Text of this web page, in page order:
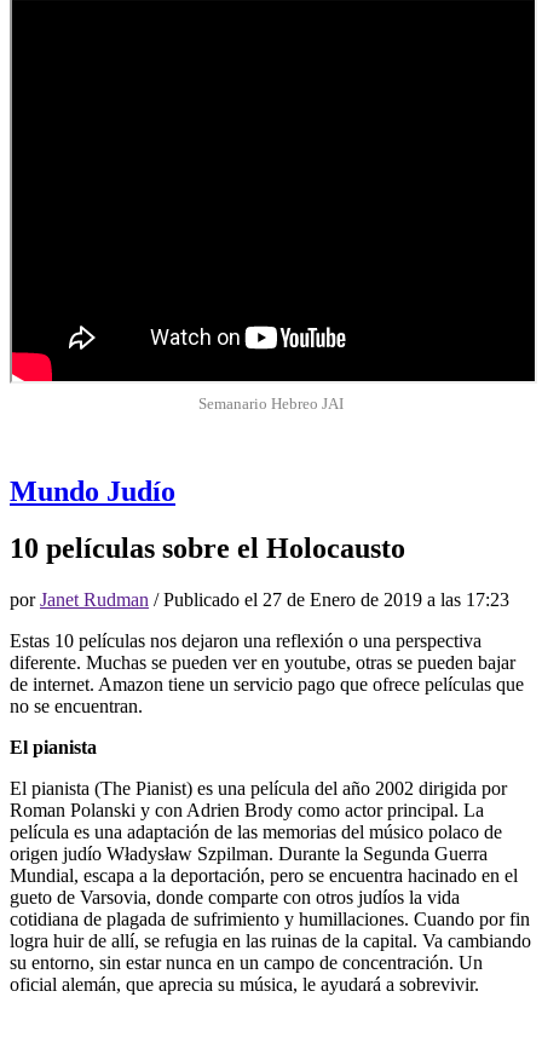
Semanario Hebreo JAI
Mundo Judío
10 películas sobre el Holocausto
porJanet Rudman / Publicado el 27 de Enero de 2019 a las 17:23
Estas 10 películas nos dejaron una reflexión o una perspectiva
diferente. Muchas se pueden ver en youtube, otras se pueden bajar
de internet. Amazon tiene un servicio pago que ofrece películas que
no se encuentran.
El pianista
El pianista (The Pianist) es una película del año 2002 dirigida por
Roman Polanski y con Adrien Brody como actor principal. La
película es una adaptación de las memorias del músico polaco de
origen judío Władysław Szpilman. Durante la Segunda Guerra
Mundial, escapa a la deportación, pero se encuentra hacinado en el
gueto de Varsovia, donde comparte con otros judíos la vida
cotidiana de plagada de sufrimiento y humillaciones. Cuando por fin
logra huir de allí, se refugia en las ruinas de la capital. Va cambiando
su entorno, sin estar nunca en un campo de concentración. Un
oficial alemán, que aprecia su música, le ayudará a sobrevivir.